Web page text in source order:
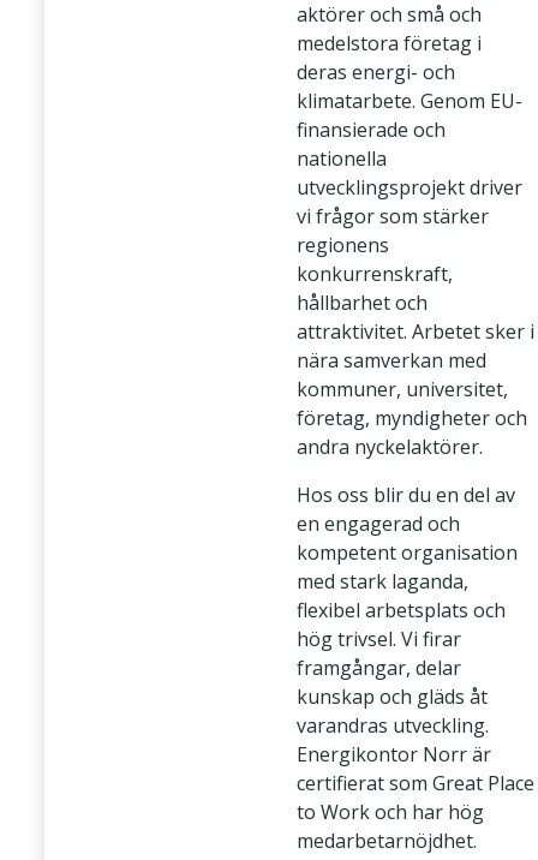
aktörer och små och
medelstora företag i
deras energi- och
klimatarbete. Genom EU-
finansierade och
nationella
utvecklingsprojekt driver
vi frågor som stärker
regionens
konkurrenskraft,
hållbarhet och
attraktivitet. Arbetet sker i
nära samverkan med
kommuner, universitet,
företag, myndigheter och
andra nyckelaktörer.
Hos oss blir du en del av
en engagerad och
kompetent organisation
med stark laganda,
flexibel arbetsplats och
hög trivsel. Vi firar
framgångar, delar
kunskap och gläds åt
varandras utveckling.
Energikontor Norr är
certifierat som Great Place
to Work och har hög
medarbetarnöjdhet.